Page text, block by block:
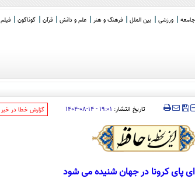
جامعه ورزشی بین الملل فرهنگ و هنر علم و دانش قرآن گوناگون فیلم
تاریخ انتشار: ۱۹:۰۱ - ۱۴-۰۸-۱۴۰۴ ‌گزارش خطا در خبر
پای کرونا در جهان شنیده می شود